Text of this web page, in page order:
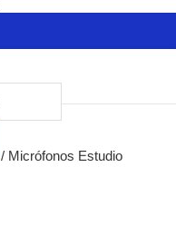
/ Micrófonos Estudio